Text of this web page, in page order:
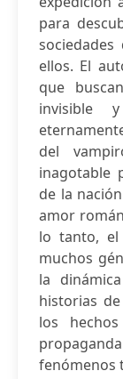
para
ellos. El
que
invisible
del
inagotable
de la
amor
lo tanto, el
muchos
la
historias
los
fenómenos